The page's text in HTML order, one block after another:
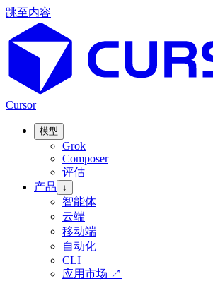
跳至内容
Cursor
模型
Grok
Composer
评估
产品
↓
智能体
云端
移动端
自动化
CLI
应用市场 ↗